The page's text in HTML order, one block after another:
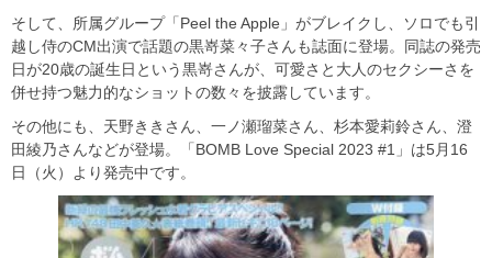
そして、所属グループ「Peel the Apple」がブレイクし、ソロでも引
越し侍のCM出演で話題の黒嵜菜々子さんも誌面に登場。同誌の発売
日が20歳の誕生日という黒嵜さんが、可愛さと大人のセクシーさを
併せ持つ魅力的なショットの数々を披露しています。
その他にも、天野ききさん、一ノ瀬瑠菜さん、杉本愛莉鈴さん、澄
田綾乃さんなどが登場。「BOMB Love Special 2023 #1」は5月16
日（火）より発売中です。